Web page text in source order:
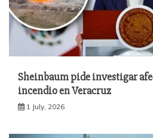
Sheinbaum pide investigar
incendio en Veracruz
1 July, 2026